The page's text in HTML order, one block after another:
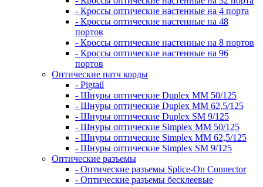
- Кроссы оптические настенные на 4 порта
- Кроссы оптические настенные на 48
портов
- Кроссы оптические настенные на 8 портов
- Кроссы оптические настенные на 96
портов
Оптические патч корды
- Pigtail
- Шнуры оптические Duplex MM 50/125
- Шнуры оптические Duplex MM 62,5/125
- Шнуры оптические Duplex SM 9/125
- Шнуры оптические Simplex MM 50/125
- Шнуры оптические Simplex MM 62,5/125
- Шнуры оптические Simplex SM 9/125
Оптические разъемы
- Оптические разъемы Splice-On Connector
- Оптические разъемы бесклеевые